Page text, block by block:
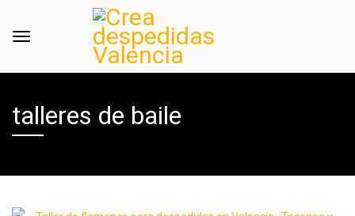
talleres de baile